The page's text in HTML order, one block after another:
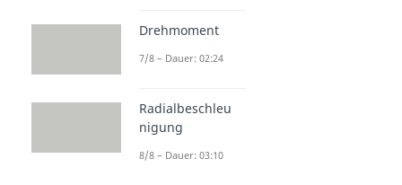
Drehmoment
7/8 – Dauer: 02:24
Radialbeschleu
nigung
8/8 – Dauer: 03:10